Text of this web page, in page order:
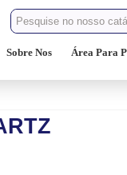
Sobre Nos Área Para